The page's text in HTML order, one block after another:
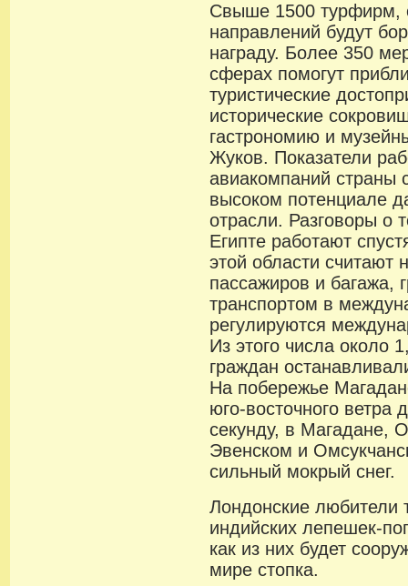
Свыше 1500 турфирм,
направлений будут
награду. Более 350
сферах помогут
туристические
исторические
гастрономию и
Жуков. Показатели
авиакомпаний страны
высоком потенциале
отрасли. Разговоры о
Египте работают
этой области
пассажиров и багажа,
транспортом в
регулируются
Из этого числа около
граждан
На побережье
юго-восточного ветра
секунду, в Магадане,
Эвенском и
сильный мокрый снег.
Лондонские любители
индийских лепешек-
как из них будет
мире стопка.